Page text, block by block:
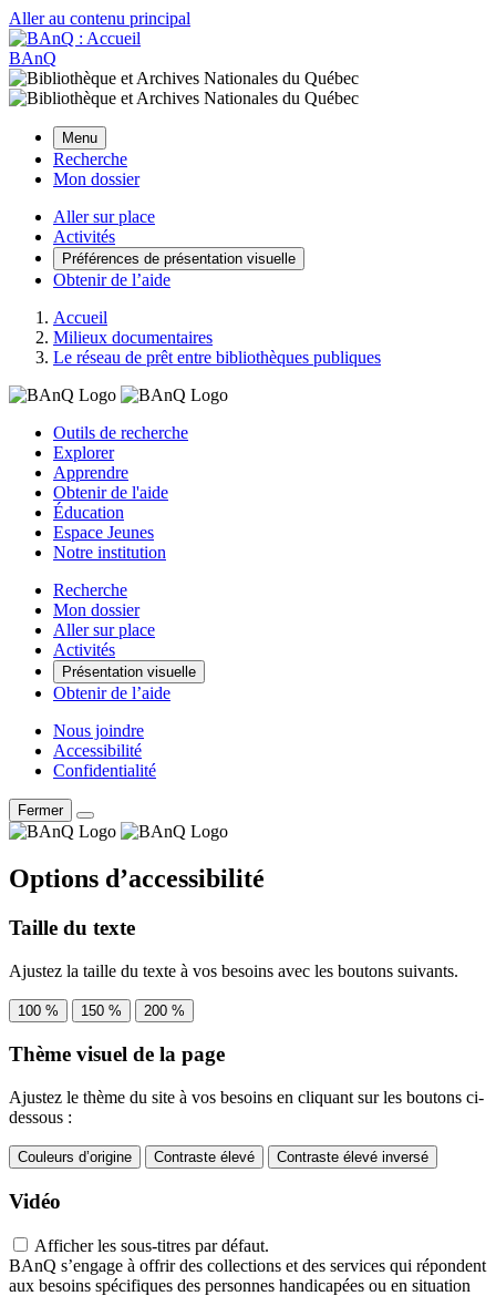
Aller au contenu principal
BAnQ
Menu
Recherche
Mon dossier
Aller sur place
Activités
Préférences de présentation visuelle
Obtenir de l’aide
Accueil
Milieux documentaires
Le réseau de prêt entre bibliothèques publiques
Outils de recherche
Explorer
Apprendre
Obtenir de l'aide
Éducation
Espace Jeunes
Notre institution
Recherche
Mon dossier
Aller sur place
Activités
Présentation visuelle
Obtenir de l’aide
Nous joindre
Accessibilité
Confidentialité
Fermer
Options d’accessibilité
Taille du texte
Ajustez la taille du texte à vos besoins avec les boutons suivants.
100 % 150 % 200 %
Thème visuel de la page
Ajustez le thème du site à vos besoins en cliquant sur les boutons ci-
dessous :
Couleurs d’origine Contraste élevé Contraste élevé inversé
Vidéo
Afficher les sous-titres par défaut.
BAnQ s’engage à offrir des collections et des services qui répondent
aux besoins spécifiques des personnes handicapées ou en situation